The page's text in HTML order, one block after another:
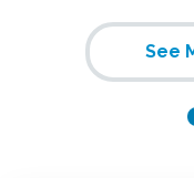
See